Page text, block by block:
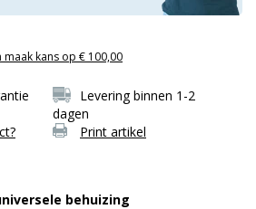
maak kans op € 100,00
Levering binnen 1-2
dagen
Print artikel
behuizing